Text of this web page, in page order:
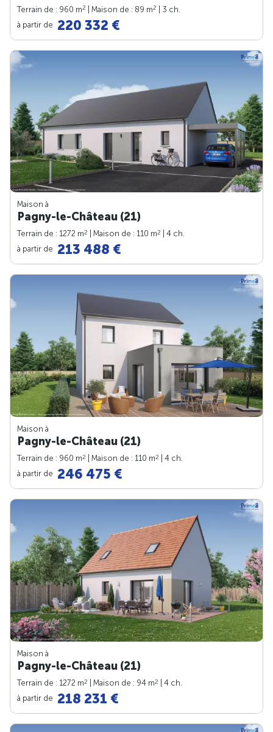
Terrain de : 960 m2 | Maison de : 89 m2
| 3 ch.
à partir de 220 332 €
Maison à
Pagny-le-Château (21)
Terrain de : 1272 m2 | Maison de : 110 m2
| 4 ch.
à partir de 213 488 €
Maison à
Pagny-le-Château (21)
Terrain de : 960 m2 | Maison de : 110 m2
| 4 ch.
à partir de 246 475 €
Maison à
Pagny-le-Château (21)
Terrain de : 1272 m2 | Maison de : 94 m2
| 4 ch.
à partir de 218 231 €